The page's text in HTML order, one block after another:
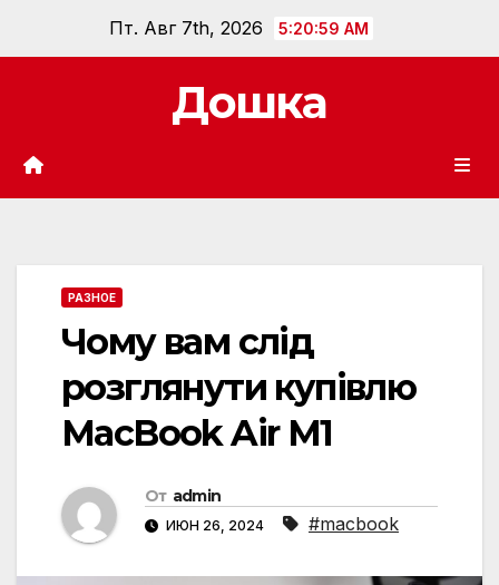
Пт. Авг 7th, 2026 5:21:01 AM
Дошка
РАЗНОЕ
Чому вам слід
розглянути купівлю
MacBook Air M1
От admin
ИЮН 26, 2024 #macbook